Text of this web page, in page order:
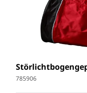
785906